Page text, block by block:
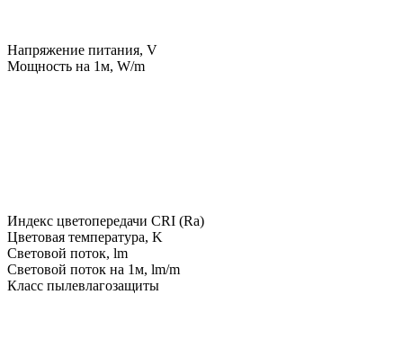
Напряжение питания, V
Мощность на 1м, W/m
Индекс цветопередачи CRI (Ra)
Цветовая температура, K
Световой поток, lm
Световой поток на 1м, lm/m
Класс пылевлагозащиты